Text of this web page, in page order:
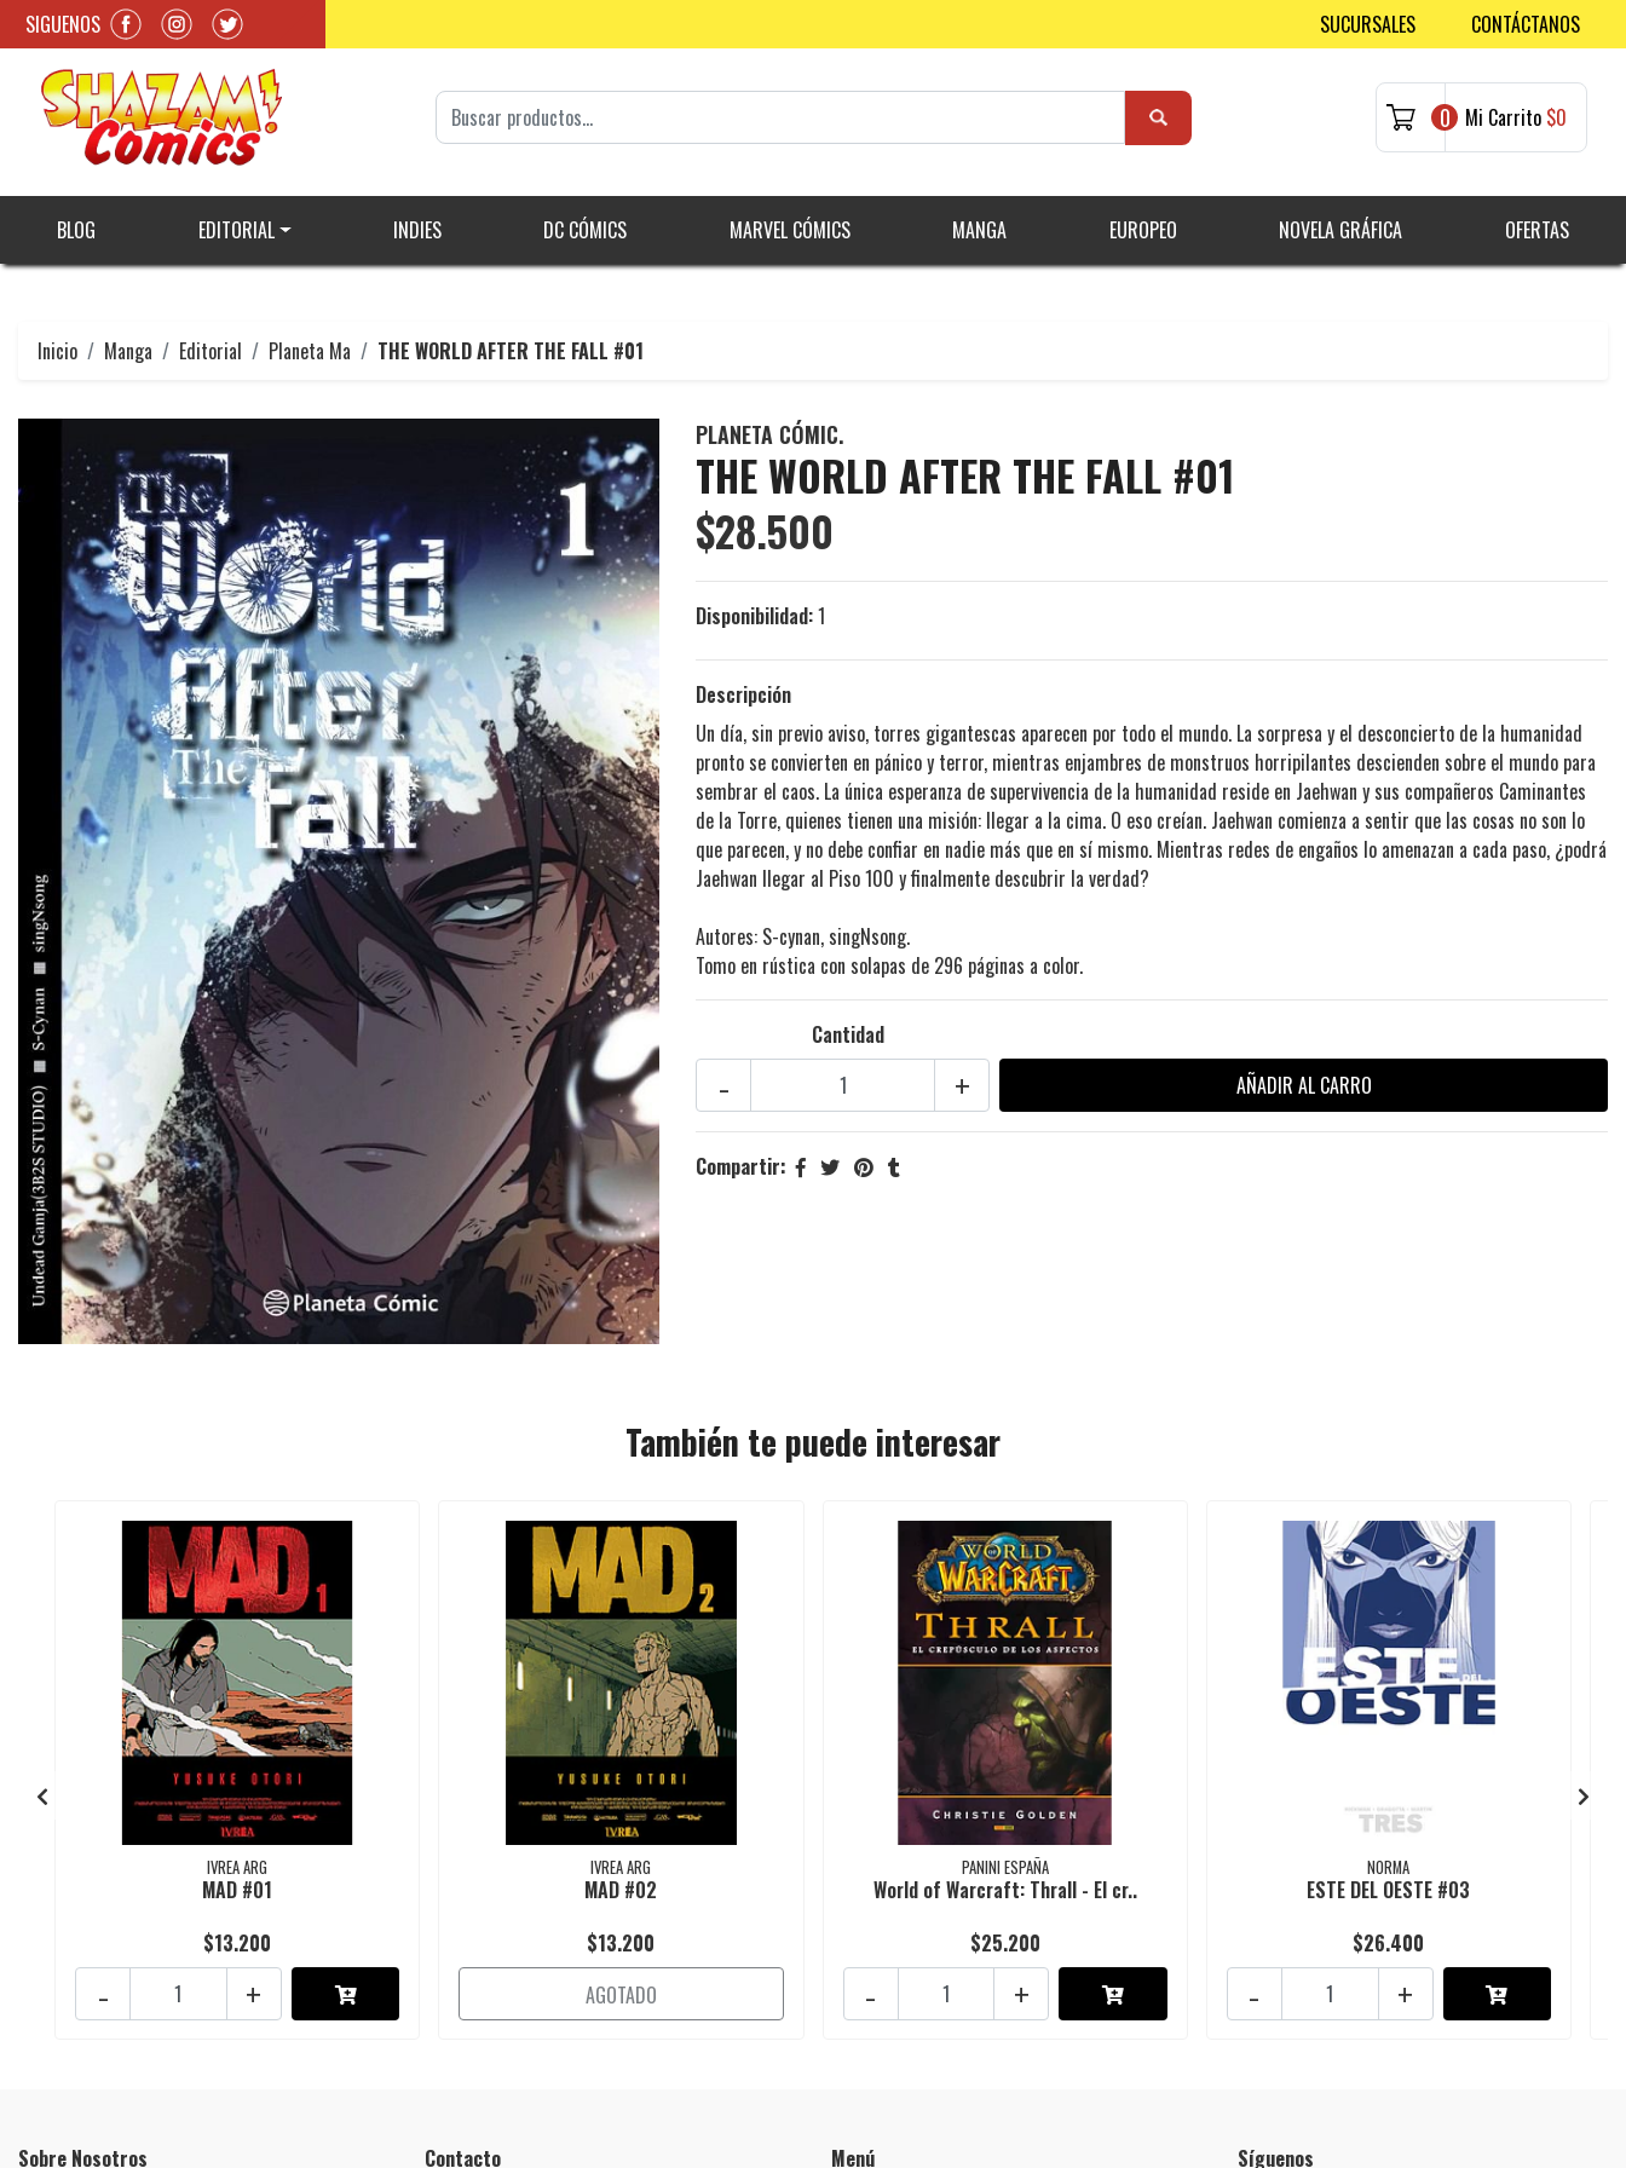
SIGUENOS SUCURSALES CONTÁCTANOS
0 Mi Carrito $0
BLOG EDITORIAL INDIES DC CÓMICS MARVEL CÓMICS MANGA EUROPEO NOVELA GRÁFICA OFERTAS
Inicio Manga Editorial Planeta Ma THE WORLD AFTER THE FALL #01
PLANETA CÓMIC.
THE WORLD AFTER THE FALL #01
$28.500
Disponibilidad:1
Descripción
Un día, sin previo aviso, torres gigantescas aparecen por todo el mundo. La sorpresa y el desconcierto de la humanidad
pronto se convierten en pánico y terror, mientras enjambres de monstruos horripilantes descienden sobre el mundo para
sembrar el caos. La única esperanza de supervivencia de la humanidad reside en Jaehwan y sus compañeros Caminantes
de la Torre, quienes tienen una misión: llegar a la cima. O eso creían. Jaehwan comienza a sentir que las cosas no son lo
que parecen, y no debe confiar en nadie más que en sí mismo. Mientras redes de engaños lo amenazan a cada paso, ¿podrá
Jaehwan llegar al Piso 100 y finalmente descubrir la verdad?
Autores: S-cynan, singNsong.
Tomo en rústica con solapas de 296 páginas a color.
Cantidad
+
-
Compartir:
También te puede interesar
IVREA ARG
MAD #01
$13.200
+
-
IVREA ARG
MAD #02
$13.200
AGOTADO
PANINI ESPAÑA
World of Warcraft: Thrall - El cr..
$25.200
+
-
NORMA
ESTE DEL OESTE #03
$26.400
+
-
Sobre Nosotros Contacto Menú Síguenos